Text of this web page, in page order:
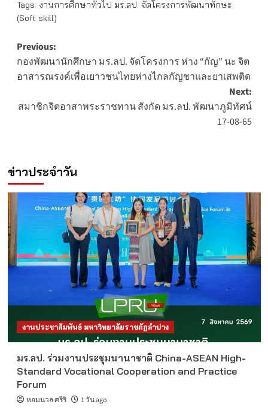
Tags: งานการศึกษาทั่วไป มร.ลป. จัดโครงการพัฒนาทักษะ
(Soft skill)
Post
navigation
Previous:
กองพัฒนานักศึกษา มร.ลป. จัดโครงการ ห่าง “กัญ” นะ จิต
อาสารณรงค์เพื่อเยาวชนไทยห่างไกลกัญชาและยาเสพติด
Next:
สมาชิกจิตอาสาพระราชทาน สังกัด มร.ลป. พัฒนาภูมิทัศน์
17-08-65
ข่าวประจำวัน
งานประชาสัมพันธ์ มหาวิทยาลัยราชภัฏลำปาง
มร.ลป. ร่วมงานประชุมนานาชาติ China-ASEAN High-
Standard Vocational Cooperation and Practice
Forum
หอมนวล ศรีริ 1 วัน ago